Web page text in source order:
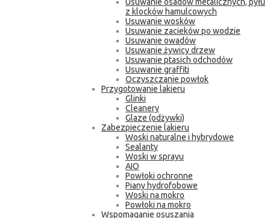
z klocków hamulcowych
Usuwanie wosków
Usuwanie zacieków po wodzie
Usuwanie owadów
Usuwanie żywicy drzew
Usuwanie ptasich odchodów
Usuwanie graffiti
Oczyszczanie powłok
Przygotowanie lakieru
Glinki
Cleanery
Glaze (odżywki)
Zabezpieczenie lakieru
Woski naturalne i hybrydowe
Sealanty
Woski w sprayu
AIO
Powłoki ochronne
Piany hydrofobowe
Woski na mokro
Powłoki na mokro
Wspomaganie osuszania